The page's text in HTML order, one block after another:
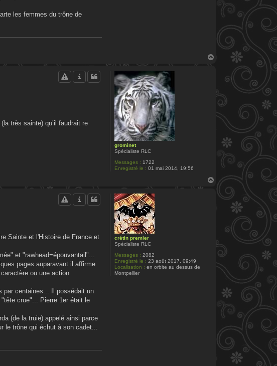
les femmes du trône de
grominet
Spécialiste RLC
Messages : 1722
Enregistré le : 01 mai 2014, 19:56
très sainte) qu’il faudrait re
a
u
crétin premier
Spécialiste RLC
Messages : 2082
Enregistré le : 23 août 2017, 09:49
Localisation : en orbite au dessus de
Montpellier
Sainte et l'Histoire de France et
et "rawhead=épouvantail"...
pages auparavant il affirme
ou une action
par centaines... Il possédait un
crue"... Pierre 1er était le
(de la truie) appelé ainsi parce
le trône qui échut à son cadet...